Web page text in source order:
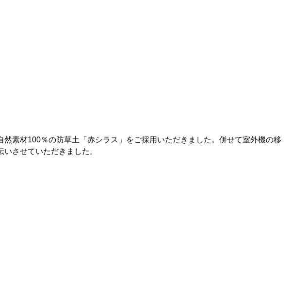
素材100％の防草土「赤シラス」をご採用いただきました。併せて室外機の移
させていただきました。